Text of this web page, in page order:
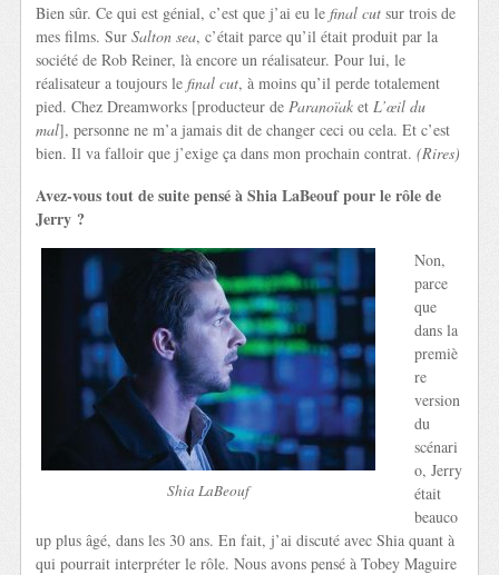
Bien sûr. Ce qui est génial, c’est que j’ai eu lefinal cut sur trois de
mes films. SurSalton sea, c’était parce qu’il était produit par la
société de Rob Reiner, là encore un réalisateur. Pour lui, le
réalisateur a toujours lefinal cut, à moins qu’il perde totalement
pied. Chez Dreamworks [producteur deParanoïak etL’œil du
mal], personne ne m’a jamais dit de changer ceci ou cela. Et c’est
bien. Il va falloir que j’exige ça dans mon prochain contrat.(Rires)
Avez-vous tout de suite pensé à Shia LaBeouf pour le rôle de
Jerry ?
Shia LaBeouf
Non,
parce
que
dans la
premiè
re
version
du
scénari
o, Jerry
était
beauco
up plus âgé, dans les 30 ans. En fait, j’ai discuté avec Shia quant à
qui pourrait interpréter le rôle. Nous avons pensé à Tobey Maguire